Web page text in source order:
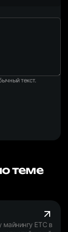
текст.
теме
ETC в